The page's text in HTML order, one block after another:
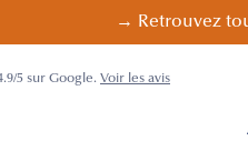
→ Retrouvez
5 sur Google. Voir les avis